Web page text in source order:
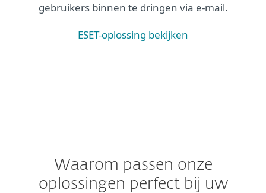
gebruikers binnen te dringen via e-mail.
ESET-oplossing bekijken
Waarom passen onze
oplossingen perfect bij uw